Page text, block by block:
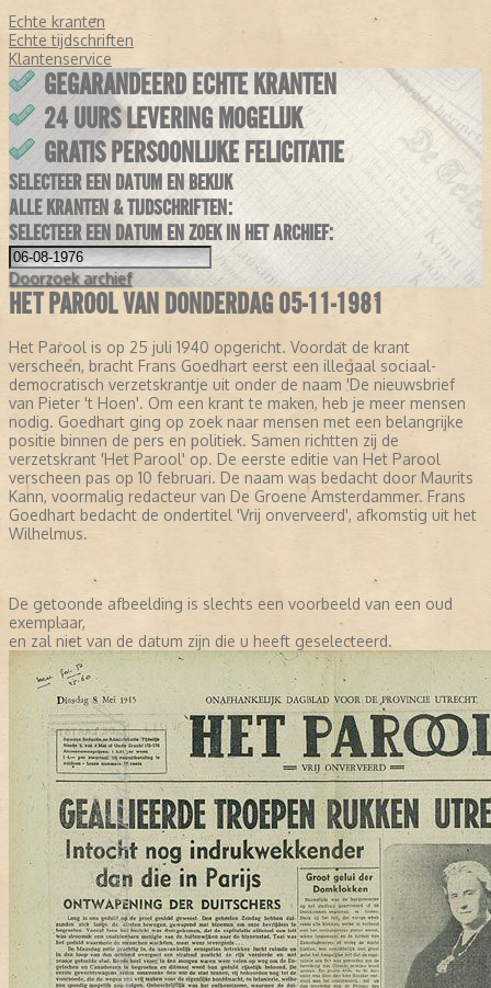
Echte kranten
Echte tijdschriften
Klantenservice
GEGARANDEERD ECHTE KRANTEN
24 UURS LEVERING MOGELIJK
GRATIS PERSOONLIJKE FELICITATIE
SELECTEER EEN DATUM EN BEKIJK
ALLE KRANTEN & TIJDSCHRIFTEN:
SELECTEER EEN DATUM EN ZOEK IN HET ARCHIEF:
Doorzoek archief
HET PAROOL VAN DONDERDAG 05-11-1981
Het Parool is op 25 juli 1940 opgericht. Voordat de krant
verscheen, bracht Frans Goedhart eerst een illegaal sociaal-
democratisch verzetskrantje uit onder de naam 'De nieuwsbrief
van Pieter 't Hoen'. Om een krant te maken, heb je meer mensen
nodig. Goedhart ging op zoek naar mensen met een belangrijke
positie binnen de pers en politiek. Samen richtten zij de
verzetskrant 'Het Parool' op. De eerste editie van Het Parool
verscheen pas op 10 februari. De naam was bedacht door Maurits
Kann, voormalig redacteur van De Groene Amsterdammer. Frans
Goedhart bedacht de ondertitel 'Vrij onverveerd', afkomstig uit het
Wilhelmus.
De getoonde afbeelding is slechts een voorbeeld van een oud
exemplaar,
en zal niet van de datum zijn die u heeft geselecteerd.